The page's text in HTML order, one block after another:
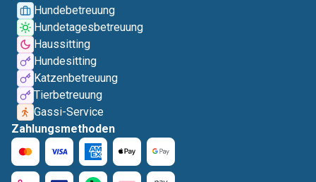
Hundebetreuung
Hundetagesbetreuung
Haussitting
Hundesitting
Katzenbetreuung
Tierbetreuung
Gassi-Service
Zahlungsmethoden